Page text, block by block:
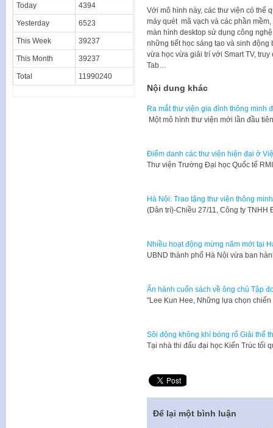
Với mô hình này, các thư viện có thể
máy quét mã vạch và các phần
màn hình desktop sử dụng công
những tiết học sáng tạo và sinh
vừa học vừa giải trí với Smart TV,
Tab…
Nội dung khác
Ra mắt thư viện gia đình thông minh
Một mô hình thư viện mới lần đầu
Điểm danh các thư viện hiện đại ở
​Thư viện Trường Đại học Quốc tế
Hà Nội: Trao tặng thư viện thông
​(Dân trí)-Chiều 27/11, Công ty
Nhiều hoạt động mừng năm mới tại
​UBND thành phố Hà Nội vừa ban
Ấn hành cuốn sách về ông chủ Tập
​"Lee Kun Hee, Những lựa chọn
Sôi động không khí bóng rổ Giải thể
Tại nhà thi đấu đại học Kiến Trúc tối
Để lại một bình luận
Today 4394
Yesterday 6523
This Week 39237
This Month 39237
Total 11990240